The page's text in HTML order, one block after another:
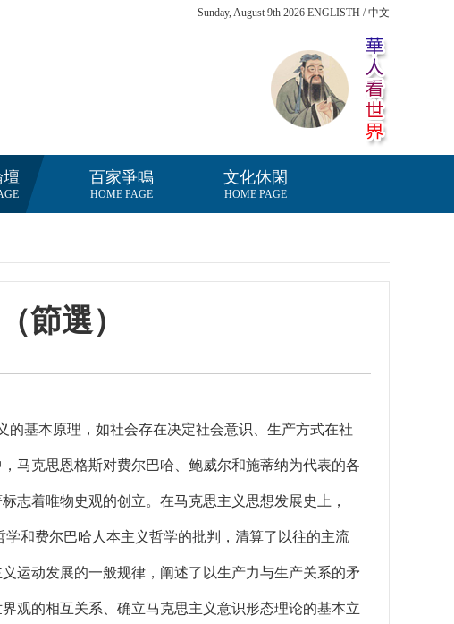
Sunday, August 9th 2026 ENGLISTH / 中文
百家爭鳴
HOME PAGE
文化休閑
HOME PAGE
節選）
基本原理，如社会存在决定社会意识、生产方式在社
马克思恩格斯对费尔巴哈、鲍威尔和施蒂纳为代表的各
志着唯物史观的创立。在马克思主义思想发展史上，
和费尔巴哈人本主义哲学的批判，清算了以往的主流
运动发展的一般规律，阐述了以生产力与生产关系的矛
观的相互关系、确立马克思主义意识形态理论的基本立